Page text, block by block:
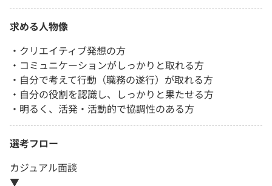
求める人物像
・クリエイティブ発想の方
・コミュニケーションがしっかりと取れる方
・自分で考えて行動（職務の遂行）が取れる方
・自分の役割を認識し、しっかりと果たせる方
・明るく、活発・活動的で協調性のある方
選考フロー
カジュアル面談
▼